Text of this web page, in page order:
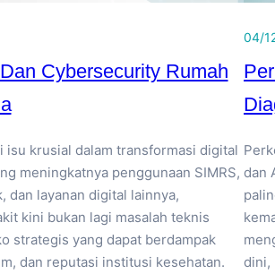
Cybersecurity Rumah
isu krusial dalam transformasi digital
meningkatnya penggunaan SIMRS,
dan layanan digital lainnya,
kini bukan lagi masalah teknis
strategis yang dapat berdampak
dan reputasi institusi kesehatan.
04/
dan
dini,